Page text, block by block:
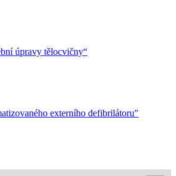
úpravy tělocvičny“
externího defibrilátoru"